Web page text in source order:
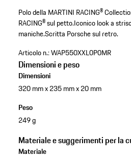
Polo della MARTINI RACING®
RACING® sul petto.Iconico look a
maniche.Scritta Porsche sul retro.
Articolo n.:WAP550XXL0P0MR
Dimensioni e peso
Dimensioni
320 mm x 235 mm x 20 mm
Peso
249 g
Materiale e suggerimenti per la
Materiale